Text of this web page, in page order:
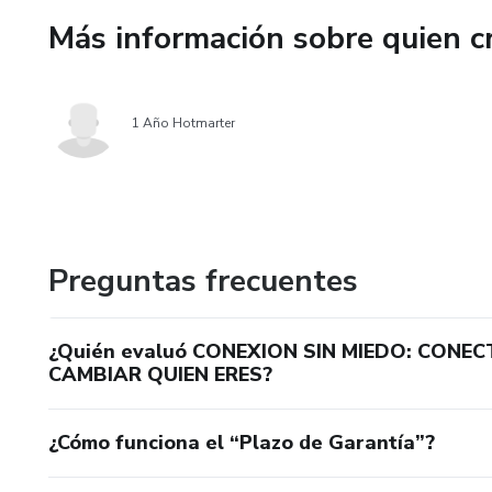
✨ Te cuesta conectar con
Solo necesitas aprender a
Más información sobre quien
1 Año Hotmarter
Preguntas frecuentes
¿Quién evaluó CONEXION SIN MIEDO:
CAMBIAR QUIEN ERES?
¿Cómo funciona el “Plazo de Garantía”?